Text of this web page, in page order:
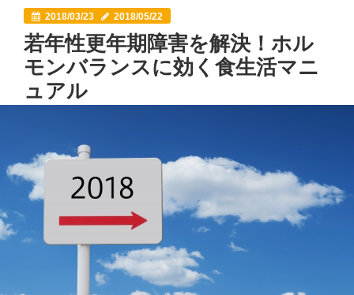
症状メニュー
慢性腰痛を根本原因から改善へ | 女性専門 | 柏駅東口徒歩6分
脊柱管狭窄症なら | 女性専門 リエ整体院 | 柏駅東口徒歩6分
アクセス
Close
2018/03/23 2018/05/22
若年性更年期障害を解決！ホル
モンバランスに効く食生活マニ
ュアル